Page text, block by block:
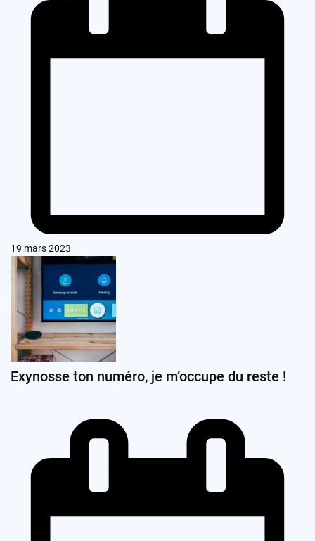
19 mars 2023
Exynosse ton numéro, je m’occupe du reste !